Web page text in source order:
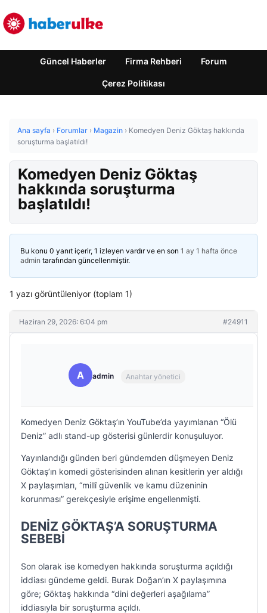
Güncel Haberler Firma Rehberi Forum
Çerez Politikası
Ana sayfa › Forumlar › Magazin › Komedyen Deniz Göktaş hakkında
soruşturma başlatıldı!
Komedyen Deniz Göktaş
hakkında soruşturma
başlatıldı!
Bu konu 0 yanıt içerir, 1 izleyen vardır ve en son 1 ay 1 hafta önce
admin tarafından güncellenmiştir.
1 yazı görüntüleniyor (toplam 1)
Haziran 29, 2026: 6:04 pm #24911
A admin Anahtar yönetici
Komedyen Deniz Göktaş’ın YouTube’da yayımlanan “Ölü
Deniz” adlı stand-up gösterisi günlerdir konuşuluyor.
Yayınlandığı günden beri gündemden düşmeyen Deniz
Göktaş’ın komedi gösterisinden alınan kesitlerin yer aldığı
X paylaşımları, “millî güvenlik ve kamu düzeninin
korunması” gerekçesiyle erişime engellenmişti.
DENİZ GÖKTAŞ’A SORUŞTURMA
SEBEBİ
Son olarak ise komedyen hakkında soruşturma açıldığı
iddiası gündeme geldi. Burak Doğan’ın X paylaşımına
göre; Göktaş hakkında “dini değerleri aşağılama”
iddiasıyla bir soruşturma açıldı.